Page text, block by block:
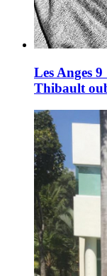
Les Anges
Thibault